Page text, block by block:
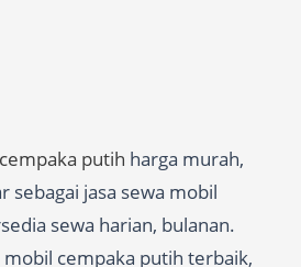
putih harga murah,
sebagai jasa sewa mobil
sewa harian, bulanan.
mobil cempaka putih terbaik,